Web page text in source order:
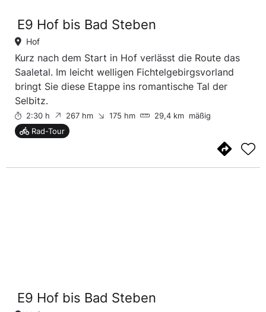
E9 Hof bis Bad Steben
Hof
Kurz nach dem Start in Hof verlässt die Route das
Saaletal. Im leicht welligen Fichtelgebirgsvorland
bringt Sie diese Etappe ins romantische Tal der
Selbitz.
2:30 h 267 hm 175 hm 29,4 km mäßig
Rad-Tour
E9 Hof bis Bad Steben